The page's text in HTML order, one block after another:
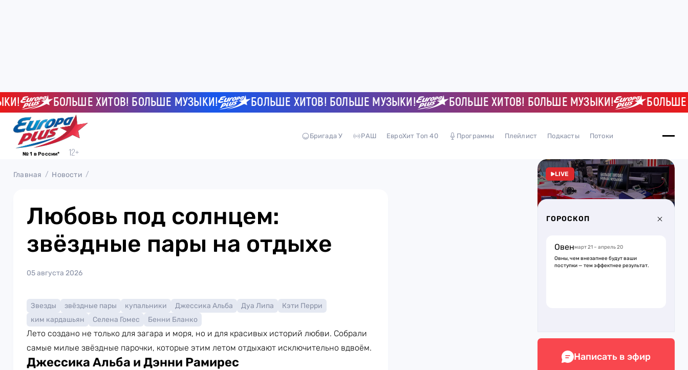
БОЛЬШЕ ХИТОВ! БОЛЬШЕ МУЗЫКИ! БОЛЬШЕ ХИТОВ! БОЛЬШЕ МУЗЫКИ! БОЛЬШЕ ХИТОВ! БОЛЬШЕ МУЗЫКИ! БОЛЬШЕ
№ 1 в России*
Бригада У РАШ ЕвроХит Топ 40 Программы Плейлист Подкасты Потоки
Главная Новости
Любовь под солнцем:
звёздные пары на отдыхе
05 августа 2026
Звезды звёздные пары купальники Джессика Альба Дуа Липа
Кэти Перри
ким кардашьян
Селена Гомес Бенни Бланко
Лето создано не только для загара и моря, но и для красивых историй любви. Собрали
самые милые звёздные парочки, которые этим летом отдыхают исключительно вдвоём.
Джессика Альба и Дэнни Рамирес
LIVE
ГОРОСКОП
Овенмарт 21 – апрель 20
Овны, чем внезапнее будут ваши
поступки — тем эффектнее результат.
Написать в эфир